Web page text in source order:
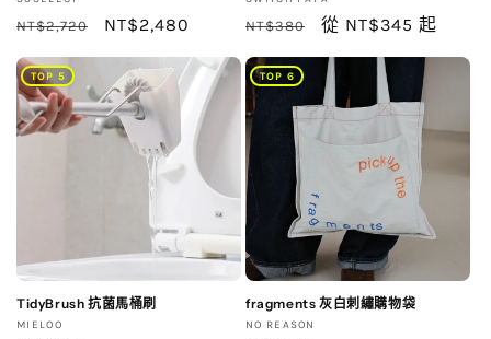
商：
定
NT$2,720
售
NT$2,480
商：
定
NT$380
售
從 NT$345 起
TOP 5
TidyBrush 抗菌馬桶刷
廠
MIELOO
TOP 6
fragments 灰白刺繡購物袋
廠
NO REASON